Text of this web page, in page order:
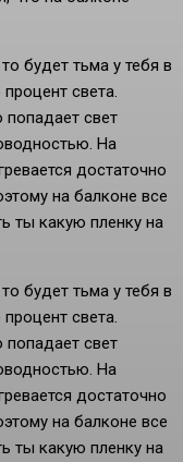
будет тьма у тебя в
света.
попадает свет
На
достаточно
на балконе все
ты какую пленку на
будет тьма у тебя в
света.
попадает свет
На
достаточно
на балконе все
ты какую пленку на